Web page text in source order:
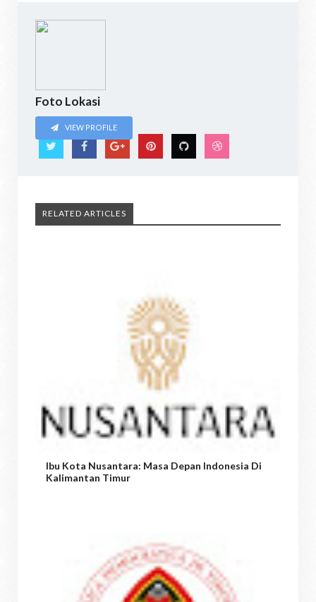
Foto Lokasi
VIEW PROFILE
RELATED ARTICLES
Ibu Kota Nusantara: Masa Depan Indonesia Di
Kalimantan Timur